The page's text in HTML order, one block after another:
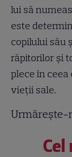
lui să
este
copilului său
răpitorilor şi
plece în
vieţii sale.
Urmărește-
Cel